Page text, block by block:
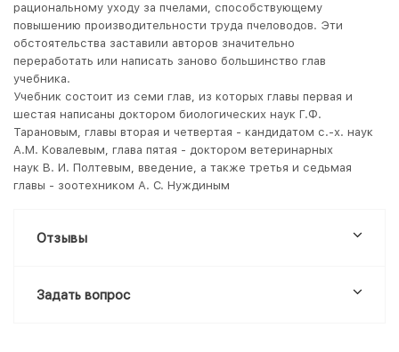
рациональному уходу за пчелами, способствующему
повышению производительности труда пчеловодов. Эти
обстоятельства заставили авторов значительно
переработать или написать заново большинство глав
учебника.
Учебник состоит из семи глав, из которых главы первая и
шестая написаны доктором биологических наук Г.Ф.
Тарановым, главы вторая и четвертая - кандидатом с.-х. наук
A.М. Ковалевым, глава пятая - доктором ветеринарных
наук В. И. Полтевым, введение, а также третья и седьмая
главы - зоотехником А. С. Нуждиным
Отзывы
Задать вопрос